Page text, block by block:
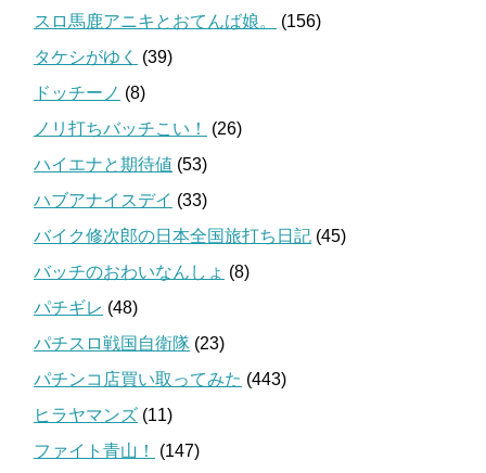
スロ馬鹿アニキとおてんば娘。
(156)
タケシがゆく
(39)
ドッチーノ (8)
ノリ打ちバッチこい！
(26)
ハイエナと期待値 (53)
ハブアナイスデイ (33)
バイク修次郎の日本全国旅打ち日記 (45)
バッチのおわいなんしょ (8)
パチギレ (48)
パチスロ戦国自衛隊 (23)
パチンコ店買い取ってみた (443)
ヒラヤマンズ (11)
ファイト青山！
(147)